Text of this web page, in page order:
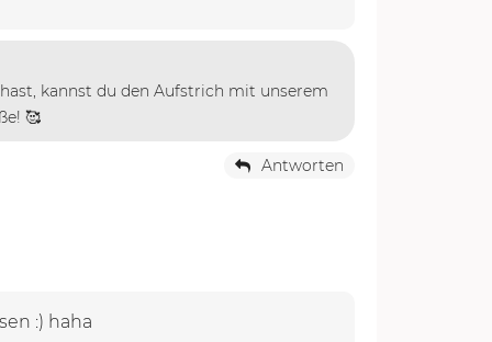
kannst du den Aufstrich mit unserem
🥰
Antworten
:) haha